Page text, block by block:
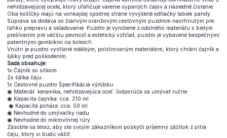
nehrdzavejúcej ocele, ktorý uľahčuje varenie sypaných čajov a následné čistenie.
Oba košíčky majú na vonkajšej spodnej strane vyvýšené odtlačky labiek pandy.
Súprava sa dodáva so žiarivým oranžovým cestovným puzdrom navrhnutým pre
ľahkú prepravu a skladovanie. Puzdro je vyrobené z odolného materiálu s bielym
prešívaním pre väčšiu pevnosť a estetický vzhľad, puzdro je vybavené bezpečnými
patentnými gombíkmi na bokoch.
Vnútri je puzdro vystlané mäkkým, polstrovaným materiálom, ktorý chráni čajník a
šálky pred poškodením.
Sada obsahuje:
1x Čajník so sitkom
2x šálka čaju
1x Cestovné puzdro Špecifikácia výrobku:
◉ Materiál: keramika, nehrdzavejúca oceľ. (odporúča sa umývať ručne
◉ Kapacita čajníka: cca. 210 ml
◉ Kapacita pohára: cca. 50 ml
◉ Nevhodné do umývačky riadu
◉ Nevhodné do mikrovlnnej rúry
Zásobte sa teraz, aby ste svojim zákazníkom poskytli príjemný zážitok z pitia
čaju, ktorý si budú vážiť.